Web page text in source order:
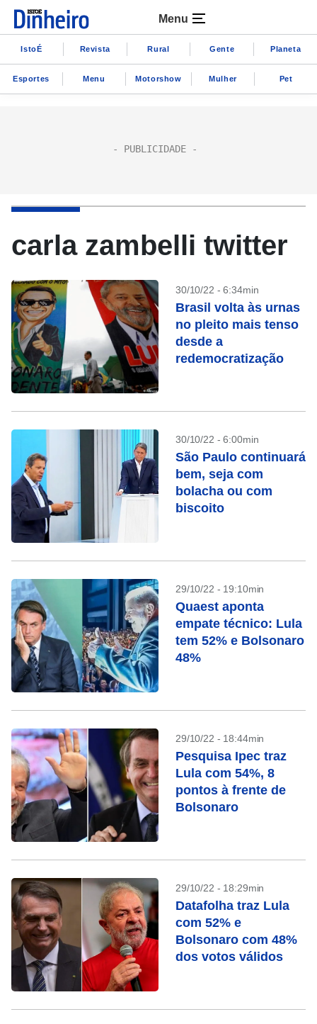
Menu
IstoÉ Revista Rural Gente Planeta
Esportes Menu Motorshow Mulher Pet
carla zambelli twitter
30/10/22 - 6:34min
Brasil volta às urnas
no pleito mais tenso
desde a
redemocratização
30/10/22 - 6:00min
São Paulo continuará
bem, seja com
bolacha ou com
biscoito
29/10/22 - 19:10min
Quaest aponta
empate técnico: Lula
tem 52% e Bolsonaro
48%
29/10/22 - 18:44min
Pesquisa Ipec traz
Lula com 54%, 8
pontos à frente de
Bolsonaro
29/10/22 - 18:29min
Datafolha traz Lula
com 52% e
Bolsonaro com 48%
dos votos válidos